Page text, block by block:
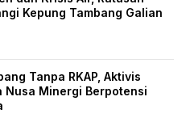
Kepung Tambang Galian
Tanpa RKAP, Aktivis
Nusa Minergi Berpotensi